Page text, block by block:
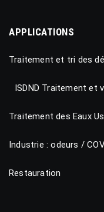
APPLICATIONS
Traitement et tri des
ISDND Traitement et
Traitement des Eaux
Industrie : odeurs /
Restauration